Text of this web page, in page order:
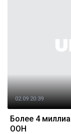
02.09 20:39
Более 4
ООН